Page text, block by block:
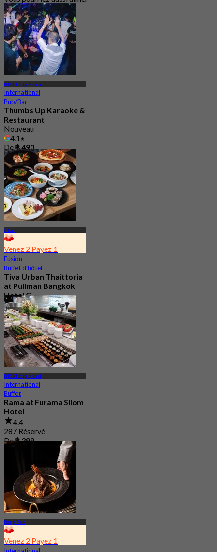
BTS Chong Nonsi
International
Pub/Bar
Thumbs Up Karaoke &
Restaurant
Nouveau
4.1
De฿ 490
Silom
Venez 2 Payez 1
Fusion
Buffet d'hôtel
Tiva Urban Thaittoria
at Pullman Bangkok
Hotel G
4.8
410 Réservé
De฿ 292.5
BTS Chong Nonsi
International
Buffet
Rama at Furama Silom
Hotel
4.4
287 Réservé
De฿ 399
Bang Rak
Venez 2 Payez 1